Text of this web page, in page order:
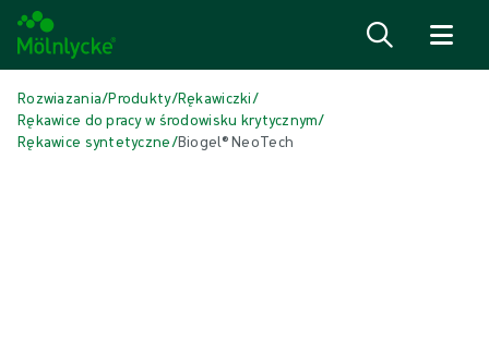
Rozwiazania/Produkty/Rękawiczki/
Rękawice do pracy w środowisku krytycznym/
Rękawice syntetyczne/Biogel® NeoTech